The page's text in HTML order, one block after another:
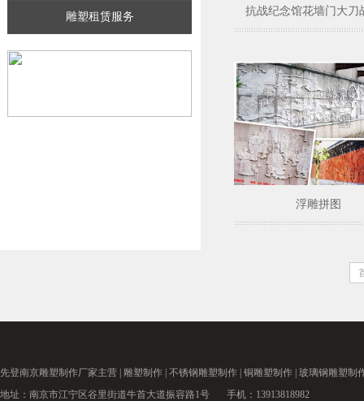
雕塑租赁服务 抗战纪念馆花墙门大刀
浮雕拼图
先登南京雕塑制作厂家主营 | 雕塑制作 不锈钢雕塑制作 铜雕塑制作 玻璃钢雕塑制
地址：南京市江宁区谷里街道牛首大道振容路1号 手机：13913818982